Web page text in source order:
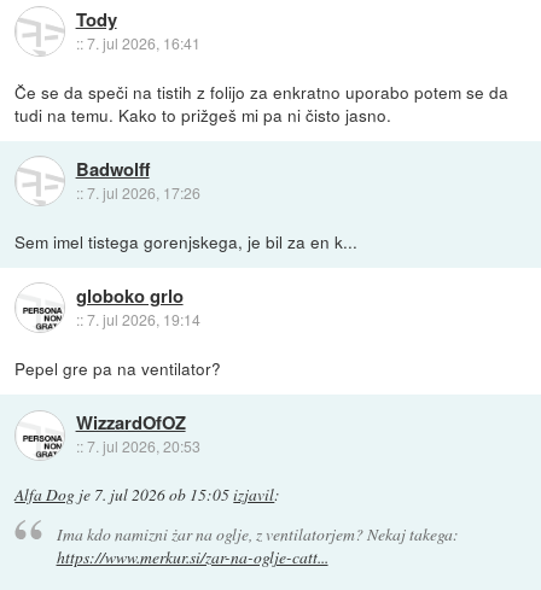
Tody
::7. jul 2026, 16:41
Če se da speči na tistih z folijo za enkratno uporabo potem se da
tudi na temu. Kako to prižgeš mi pa ni čisto jasno.
Badwolff
::7. jul 2026, 17:26
Sem imel tistega gorenjskega, je bil za en k...
globoko grlo
::7. jul 2026, 19:14
Pepel gre pa na ventilator?
WizzardOfOZ
::7. jul 2026, 20:53
Alfa Dog je 7. jul 2026 ob 15:05izjavil:
Ima kdo namizni żar na oglje, z ventilatorjem? Nekaj takega:
https://www.merkur.si/zar-na-oglje-catt...